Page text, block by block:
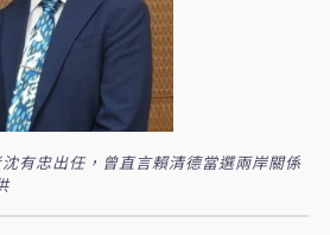
有忠出任，曾直言賴清德當選兩岸關係